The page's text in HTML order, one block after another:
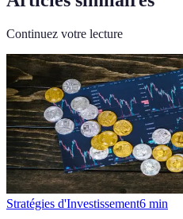
Continuez votre lecture
Stratégies d'Investissement6 min